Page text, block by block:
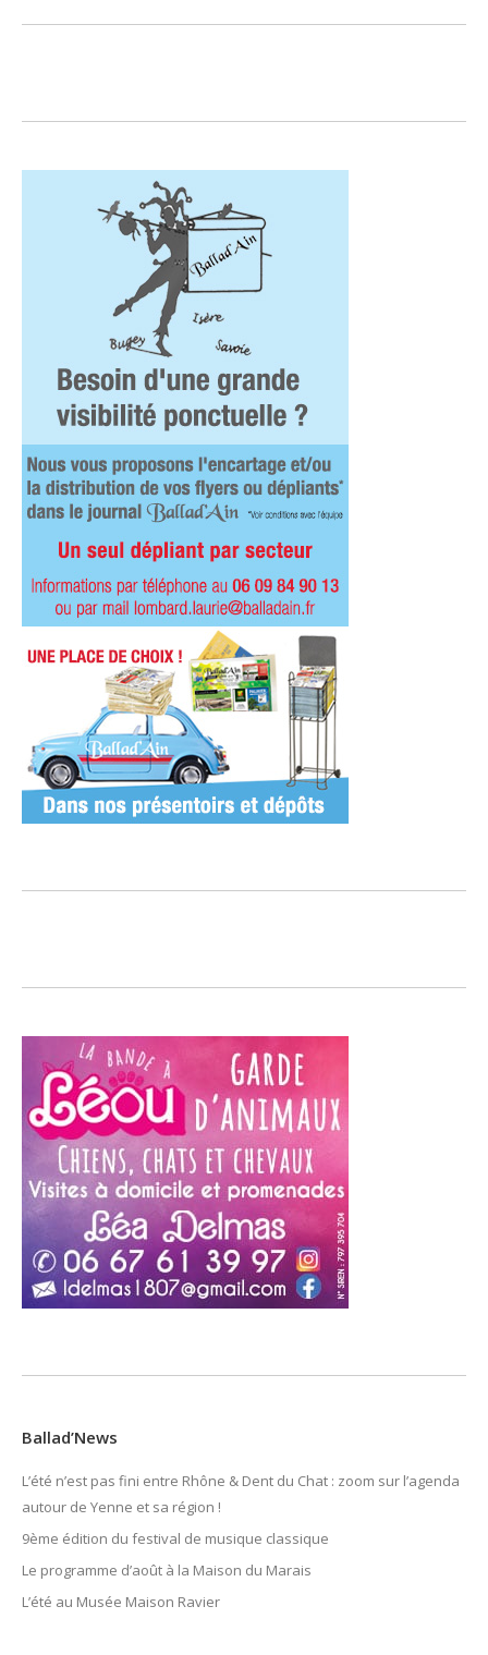
Ballad’News
L’été n’est pas fini entre Rhône & Dent du Chat : zoom sur l’agenda
autour de Yenne et sa région !
9ème édition du festival de musique classique
Le programme d’août à la Maison du Marais
L’été au Musée Maison Ravier